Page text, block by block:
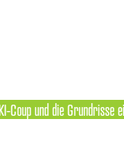
und die Grundrisse